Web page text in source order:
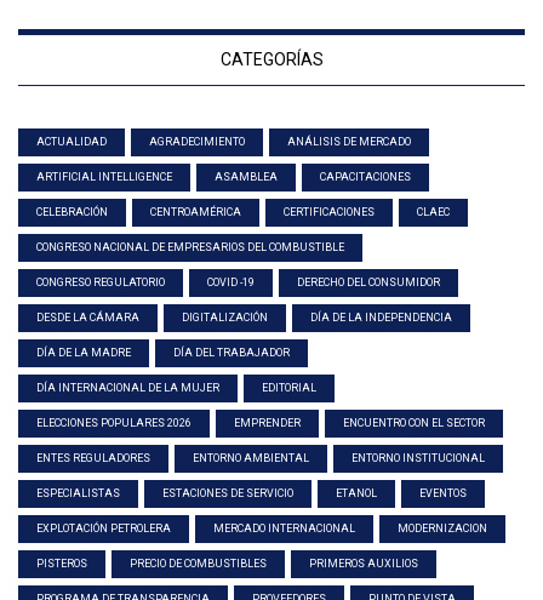
CATEGORÍAS
ACTUALIDAD AGRADECIMIENTO ANÁLISIS DE MERCADO
ARTIFICIAL INTELLIGENCE ASAMBLEA CAPACITACIONES
CELEBRACIÓN CENTROAMÉRICA CERTIFICACIONES CLAEC
CONGRESO NACIONAL DE EMPRESARIOS DEL COMBUSTIBLE
CONGRESO REGULATORIO COVID -19 DERECHO DEL CONSUMIDOR
DESDE LA CÁMARA DIGITALIZACIÓN DÍA DE LA INDEPENDENCIA
DÍA DE LA MADRE DÍA DEL TRABAJADOR
DÍA INTERNACIONAL DE LA MUJER EDITORIAL
ELECCIONES POPULARES 2026 EMPRENDER ENCUENTRO CON EL SECTOR
ENTES REGULADORES ENTORNO AMBIENTAL ENTORNO INSTITUCIONAL
ESPECIALISTAS ESTACIONES DE SERVICIO ETANOL EVENTOS
EXPLOTACIÓN PETROLERA MERCADO INTERNACIONAL MODERNIZACION
PISTEROS PRECIO DE COMBUSTIBLES PRIMEROS AUXILIOS